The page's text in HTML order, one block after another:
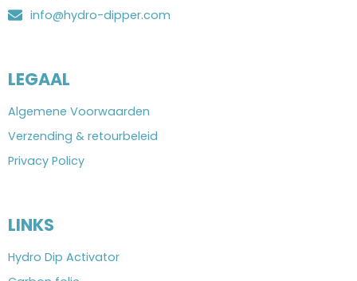
info@hydro-dipper.com
LEGAAL
Algemene Voorwaarden
Verzending & retourbeleid
Privacy Policy
LINKS
Hydro Dip Activator